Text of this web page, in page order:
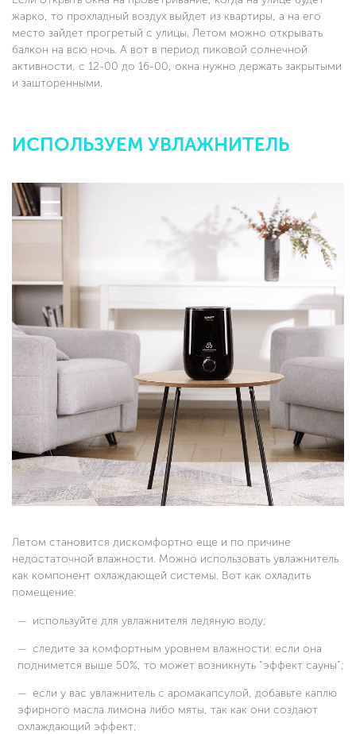
жарко, то прохладный воздух выйдет из квартиры, а на его
место зайдет прогретый с улицы. Летом можно открывать
балкон на всю ночь. А вот в период пиковой солнечной
активности, с 12-00 до 16-00, окна нужно держать закрытыми
и зашторенными.
ИСПОЛЬЗУЕМ УВЛАЖНИТЕЛЬ
Летом становится дискомфортно еще и по причине
недостаточной влажности. Можно использовать увлажнитель
как компонент охлаждающей системы. Вот как охладить
помещение:
используйте для увлажнителя ледяную воду;
следите за комфортным уровнем влажности: если она
поднимется выше 50%, то может возникнуть “эффект сауны”;
если у вас увлажнитель с аромакапсулой, добавьте каплю
эфирного масла лимона либо мяты, так как они создают
охлаждающий эффект;